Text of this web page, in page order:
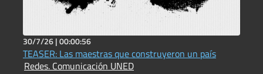
30/7/26 |00:00:56
TEASER: Las maestras que construyeron un país
Redes. Comunicación UNED